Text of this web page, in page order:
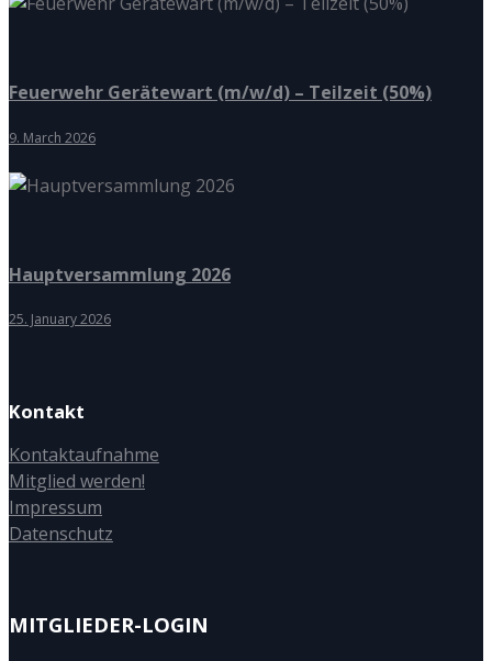
Feuerwehr Gerätewart (m/w/d) – Teilzeit (50%)
9. March 2026
Hauptversammlung 2026
25. January 2026
Kontakt
Kontaktaufnahme
Mitglied werden!
Impressum
Datenschutz
MITGLIEDER-LOGIN